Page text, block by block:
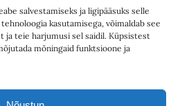
salvestamiseks ja ligipääsuks selle
kasutamisega, võimaldab see
ja teie harjumusi sel saidil. Küpsistest
mõningaid funktsioone ja